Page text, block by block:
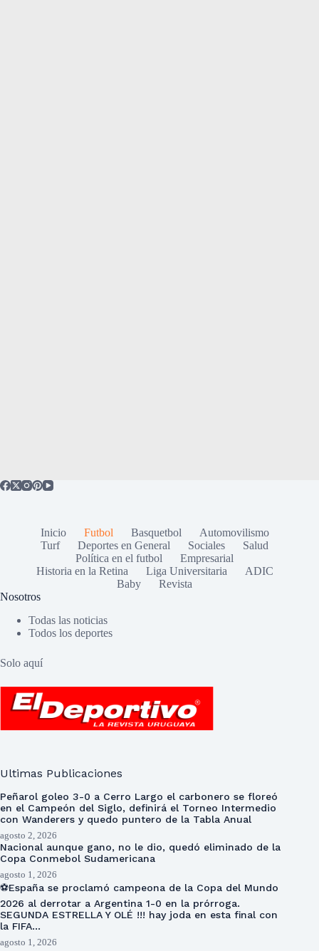
Inicio Futbol Basquetbol
Automovilismo
Turf
Deportes en General Sociales
Salud
Política en el futbol
Empresarial
Historia en la Retina
Liga Universitaria
ADIC
Baby
Revista
Nosotros
Todas las noticias
Todos los deportes
Solo aquí
Ultimas Publicaciones
Peñarol goleo 3-0 a Cerro Largo el carbonero se floreó
en el Campeón del Siglo, definirá el Torneo Intermedio
con Wanderers y quedo puntero de la Tabla Anual
agosto 2, 2026
Nacional aunque gano, no le dio, quedó eliminado de la
Copa Conmebol Sudamericana
agosto 1, 2026
⚽España se proclamó campeona de la Copa del Mundo
2026 al derrotar a Argentina 1-0 en la prórroga.
SEGUNDA ESTRELLA Y OLÉ !!! hay joda en esta final con
la FIFA…
agosto 1, 2026